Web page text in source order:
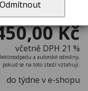
Kč
včetně DPH 21 %
a autorské odměny,
pokud se na toto zboží vztahují.
do týdne v e-shopu
Odmítnout